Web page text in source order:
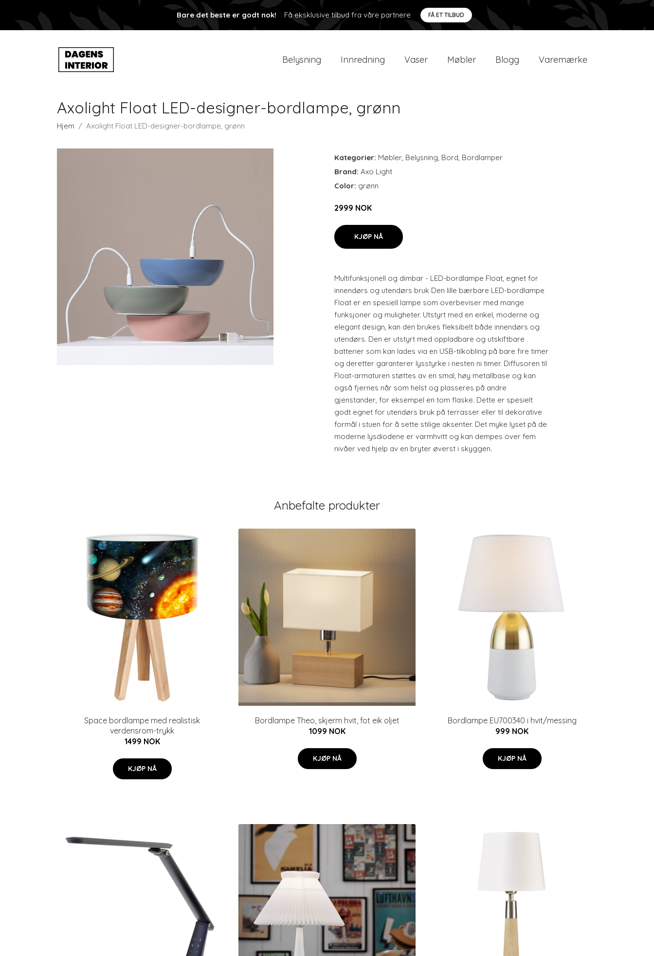
Bare det beste er godt nok! Få eksklusive tilbud fra våre partnere FÅ ET TILBUD
Belysning Innredning Vaser Møbler Blogg Varemærke
Axolight Float LED-designer-bordlampe, grønn
Hjem Axolight Float LED-designer-bordlampe, grønn
Kategorier: Møbler, Belysning, Bord, Bordlamper
Brand: Axo Light
Color: grønn
2999 NOK
KJØP NÅ
Multifunksjonell og dimbar - LED-bordlampe Float, egnet for
innendørs og utendørs bruk Den lille bærbare LED-bordlampe
Float er en spesiell lampe som overbeviser med mange
funksjoner og muligheter. Utstyrt med en enkel, moderne og
elegant design, kan den brukes fleksibelt både innendørs og
utendørs. Den er utstyrt med oppladbare og utskiftbare
batterier som kan lades via en USB-tilkobling på bare fire timer
og deretter garanterer lysstyrke i nesten ni timer. Diffusoren til
Float-armaturen støttes av en smal, høy metallbase og kan
også fjernes når som helst og plasseres på andre
gjenstander, for eksempel en tom flaske. Dette er spesielt
godt egnet for utendørs bruk på terrasser eller til dekorative
formål i stuen for å sette stilige aksenter. Det myke lyset på de
moderne lysdiodene er varmhvitt og kan dempes over fem
nivåer ved hjelp av en bryter øverst i skyggen.
Anbefalte produkter
Space bordlampe med realistisk
verdensrom-trykk
1499 NOK
KJØP NÅ
Bordlampe Theo, skjerm hvit, fot eik oljet
1099 NOK
KJØP NÅ
Bordlampe EU700340 i hvit/messing
999 NOK
KJØP NÅ